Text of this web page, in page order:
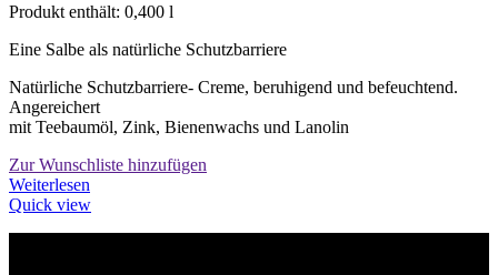
Produkt enthält: 0,400 l
Eine Salbe als natürliche Schutzbarriere
Natürliche Schutzbarriere- Creme, beruhigend und befeuchtend.
Angereichert
mit Teebaumöl, Zink, Bienenwachs und Lanolin
Zur Wunschliste hinzufügen
Weiterlesen
Quick view